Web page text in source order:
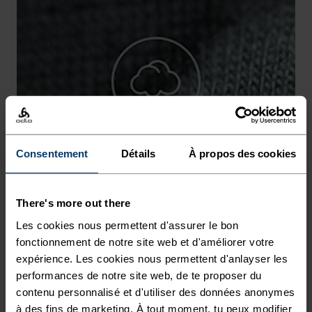
Consentement Détails À propos des cookies
There's more out there
Les cookies nous permettent d'assurer le bon
fonctionnement de notre site web et d'améliorer votre
expérience. Les cookies nous permettent d'anlayser les
performances de notre site web, de te proposer du
contenu personnalisé et d'utiliser des données anonymes
à des fins de marketing. À tout moment, tu peux modifier
-15°
-20°
-25°
-30°
-15°
-20°
-25°
PRÉVENTION DES IRRITATIONS